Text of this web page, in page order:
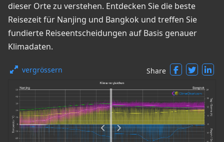
dieser Orte zu verstehen. Entdecken Sie die beste
Reisezeit für Nanjing und Bangkok und treffen Sie
fundierte Reiseentscheidungen auf Basis genauer
Klimadaten.
vergrössern Share